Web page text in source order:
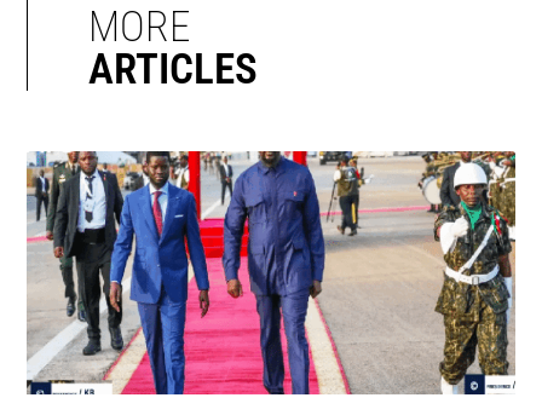
MORE
ARTICLES